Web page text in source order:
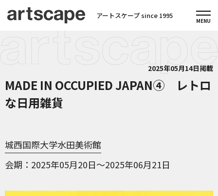
アートスケープ since 1995
2025年05月14日掲載
MADE IN OCCUPIED JAPAN④ レトロ
な日用雑貨
城西国際大学水田美術館
会期
2025年05月20日～2025年06月21日